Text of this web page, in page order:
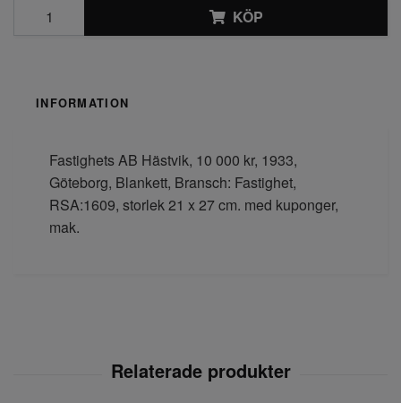
KÖP
INFORMATION
Fastighets AB Hästvik, 10 000 kr, 1933,
Göteborg, Blankett, Bransch: Fastighet,
RSA:1609, storlek 21 x 27 cm. med kuponger,
mak.